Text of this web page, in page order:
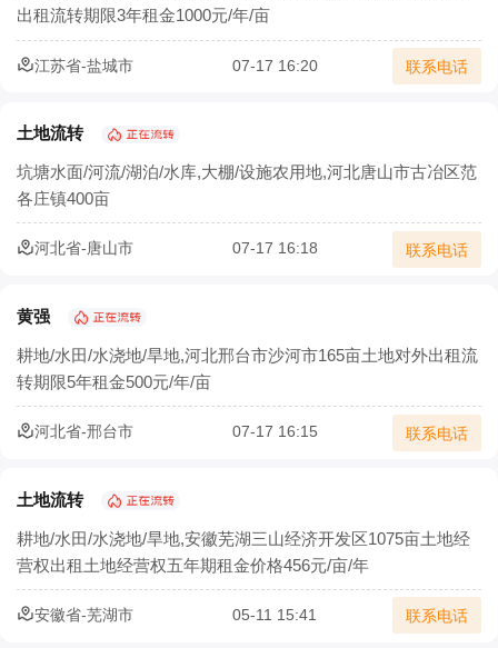
出租流转期限3年租金1000元/年/亩
江苏省-盐城市 07-17 16:20 联系电话
土地流转
坑塘水面/河流/湖泊/水库,大棚/设施农用地,河北唐山市古冶区范
各庄镇400亩
河北省-唐山市 07-17 16:18 联系电话
黄强
耕地/水田/水浇地/旱地,河北邢台市沙河市165亩土地对外出租流
转期限5年租金500元/年/亩
河北省-邢台市 07-17 16:15 联系电话
土地流转
耕地/水田/水浇地/旱地,安徽芜湖三山经济开发区1075亩土地经
营权出租土地经营权五年期租金价格456元/亩/年
安徽省-芜湖市 05-11 15:41 联系电话